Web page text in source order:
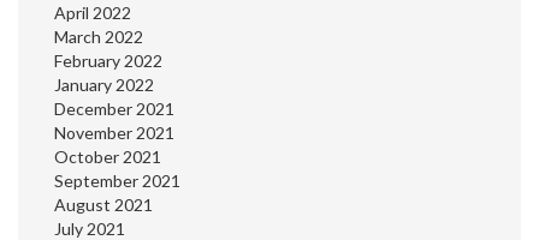
April 2022
March 2022
February 2022
January 2022
December 2021
November 2021
October 2021
September 2021
August 2021
July 2021